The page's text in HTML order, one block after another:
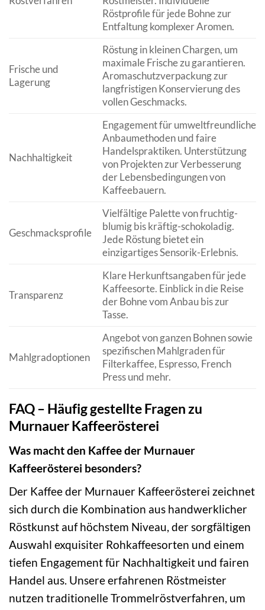
Röstprofile für jede Bohne zur
Entfaltung komplexer Aromen.
Frische und
Lagerung
Röstung in kleinen Chargen, um
maximale Frische zu garantieren.
Aromaschutzverpackung zur
langfristigen Konservierung des
vollen Geschmacks.
Nachhaltigkeit
Engagement für umweltfreundliche
Anbaumethoden und faire
Handelspraktiken. Unterstützung
von Projekten zur Verbesserung
der Lebensbedingungen von
Kaffeebauern.
Geschmacksprofile
Vielfältige Palette von fruchtig-
blumig bis kräftig-schokoladig.
Jede Röstung bietet ein
einzigartiges Sensorik-Erlebnis.
Transparenz
Klare Herkunftsangaben für jede
Kaffeesorte. Einblick in die Reise
der Bohne vom Anbau bis zur
Tasse.
Mahlgradoptionen
Angebot von ganzen Bohnen sowie
spezifischen Mahlgraden für
Filterkaffee, Espresso, French
Press und mehr.
FAQ – Häufig gestellte Fragen zu
Murnauer Kaffeerösterei
Was macht den Kaffee der Murnauer
Kaffeerösterei besonders?
Der Kaffee der Murnauer Kaffeerösterei zeichnet
sich durch die Kombination aus handwerklicher
Röstkunst auf höchstem Niveau, der sorgfältigen
Auswahl exquisiter Rohkaffeesorten und einem
tiefen Engagement für Nachhaltigkeit und fairen
Handel aus. Unsere erfahrenen Röstmeister
nutzen traditionelle Trommelröstverfahren, um